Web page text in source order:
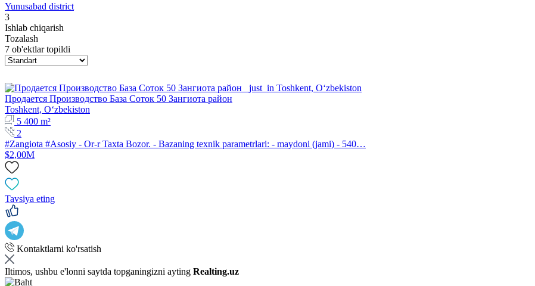
Yunusabad district
3
Ishlab chiqarish
Tozalash
7 ob'ektlar topildi
Продается Производство База Соток 50 Зангиота район
Toshkent, Oʻzbekiston
5 400 m²
2
#Zangiota #Asosiy - Or-r Taxta Bozor. - Bazaning texnik parametrlari: - maydoni (jami) - 540…
$2,00M
Tavsiya eting
Kontaktlarni ko'rsatish
Iltimos, ushbu e'lonni saytda topganingizni ayting Realting.uz